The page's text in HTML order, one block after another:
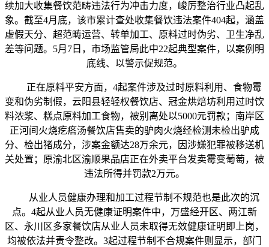
续加大收集餐饮范畴违法行为冲击力度，峻厉整治行业凸起乱
象。截至4月底，该市累计查处收集餐饮违法案件404起，涵盖
虚假天分、超范畴运营、转单加工、原料过时伪劣、卫生净乱
差等问题。5月7日，市场监管局此中22起典型案件，以案例明
底线、以警示促规范。
正在原料平安方面，4起案件涉及过时原料利用、食物霉
变和伪劣制假，云阳县轻轻权餐饮店、冠金烘焙坊利用过时饮
料浓浆、糕点原料加工食物，被别离处以5000元罚款；南岸区
正河间火烧疙瘩汤餐饮店售卖的驴肉火烧经检测未检出驴成
分、检出猪成分，涉案金额达28万余元，因涉嫌犯罪被移送机
关处置；原渝北区渝顺果品店正在外卖平台发卖霉变葡萄，被
违法所得并罚款2万元。
从业人员健康办理和加工过程节制不规范也是此次的沉
点。4起从业人员无健康证明案件中，万盛经开区、两江新
区、永川区多家餐饮店从业人员未取得无效健康证明即上岗，
均被依法并责令整改。3起过程节制不合规案件则显示，部门